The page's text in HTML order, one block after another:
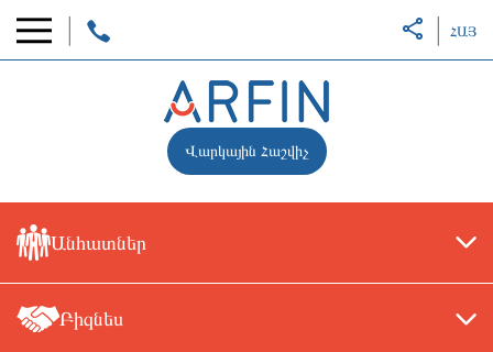
ՀԱՅ
Վարկային Հաշվիչ
Անհատներ
Բիզնես